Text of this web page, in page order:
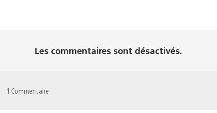
Les commentaires sont désactivés.
1 Commentaire